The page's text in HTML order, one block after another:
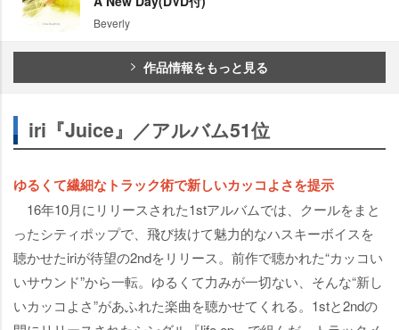
Beverly
作品情報をもっと見る
iri『Juice』／アルバム51位
ゆるくて繊細なトラック術で新しいカッコよさを提示
16年10月にリリースされた1stアルバムでは、クールをまと
ったシティポップで、飛び抜けて魅力的なハスキーボイスを
聴かせたiriが待望の2ndをリリース。前作で聴かれた“カッコい
いサウンド”から一転。ゆるくて力みが一切ない、そんな“新し
いカッコよさ”があふれた楽曲を聴かせてくれる。1stと2ndの